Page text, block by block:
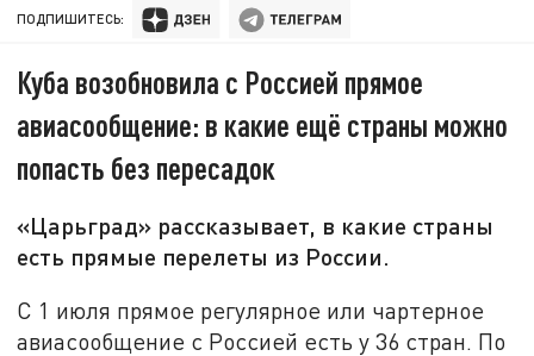
ПОДПИШИТЕСЬ:
Куба возобновила с Россией прямое
авиасообщение: в какие ещё страны можно
попасть без пересадок
«Царьград» рассказывает, в какие страны
есть прямые перелеты из России.
С 1 июля прямое регулярное или чартерное
авиасообщение с Россией есть у 36 стран. По